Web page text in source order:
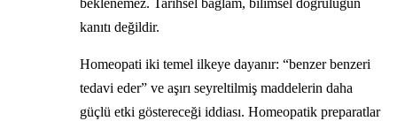
beklenemez. Tarihsel bağlam, bilimsel doğruluğun
kanıtı değildir.
Homeopati iki temel ilkeye dayanır: “benzer benzeri
tedavi eder” ve aşırı seyreltilmiş maddelerin daha
güçlü etki göstereceği iddiası. Homeopatik preparatlar